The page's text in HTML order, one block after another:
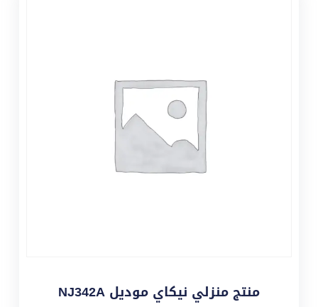
منتج منزلي نيكاي موديل NJ342A